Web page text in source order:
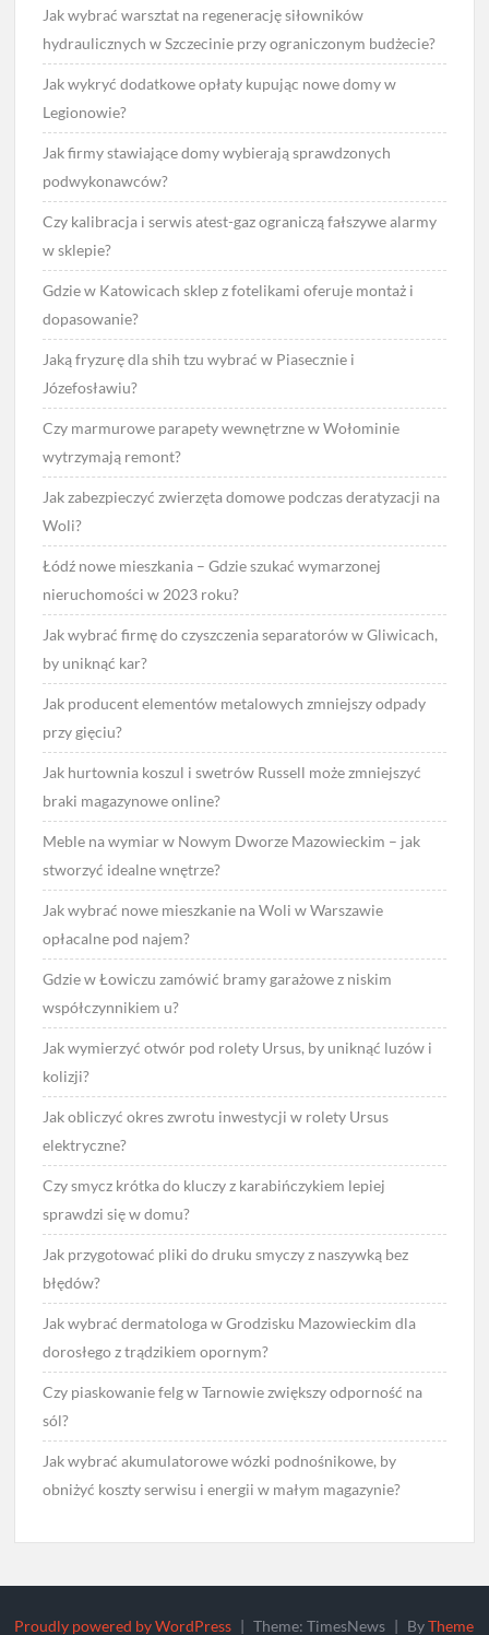
Jak wybrać warsztat na regenerację siłowników
hydraulicznych w Szczecinie przy ograniczonym budżecie?
Jak wykryć dodatkowe opłaty kupując nowe domy w
Legionowie?
Jak firmy stawiające domy wybierają sprawdzonych
podwykonawców?
Czy kalibracja i serwis atest-gaz ograniczą fałszywe alarmy
w sklepie?
Gdzie w Katowicach sklep z fotelikami oferuje montaż i
dopasowanie?
Jaką fryzurę dla shih tzu wybrać w Piasecznie i
Józefosławiu?
Czy marmurowe parapety wewnętrzne w Wołominie
wytrzymają remont?
Jak zabezpieczyć zwierzęta domowe podczas deratyzacji na
Woli?
Łódź nowe mieszkania – Gdzie szukać wymarzonej
nieruchomości w 2023 roku?
Jak wybrać firmę do czyszczenia separatorów w Gliwicach,
by uniknąć kar?
Jak producent elementów metalowych zmniejszy odpady
przy gięciu?
Jak hurtownia koszul i swetrów Russell może zmniejszyć
braki magazynowe online?
Meble na wymiar w Nowym Dworze Mazowieckim – jak
stworzyć idealne wnętrze?
Jak wybrać nowe mieszkanie na Woli w Warszawie
opłacalne pod najem?
Gdzie w Łowiczu zamówić bramy garażowe z niskim
współczynnikiem u?
Jak wymierzyć otwór pod rolety Ursus, by uniknąć luzów i
kolizji?
Jak obliczyć okres zwrotu inwestycji w rolety Ursus
elektryczne?
Czy smycz krótka do kluczy z karabińczykiem lepiej
sprawdzi się w domu?
Jak przygotować pliki do druku smyczy z naszywką bez
błędów?
Jak wybrać dermatologa w Grodzisku Mazowieckim dla
dorosłego z trądzikiem opornym?
Czy piaskowanie felg w Tarnowie zwiększy odporność na
sól?
Jak wybrać akumulatorowe wózki podnośnikowe, by
obniżyć koszty serwisu i energii w małym magazynie?
Proudly powered by WordPress | Theme: TimesNews | ByTheme